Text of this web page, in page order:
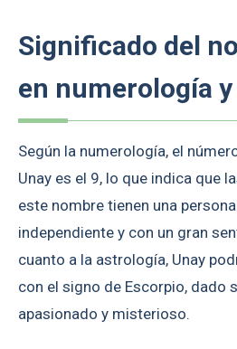
Significado del
en numerología
Según la numerología, el
Unay es el 9, lo que indica que
este nombre tienen una
independiente y con un gran
cuanto a la astrología, Unay
con el signo de Escorpio, dado
apasionado y misterioso.